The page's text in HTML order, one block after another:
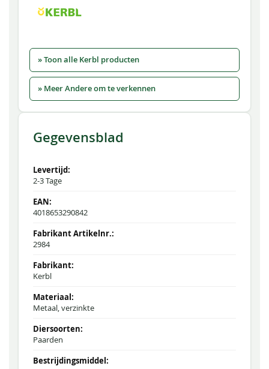
» Toon alle Kerbl producten
» Meer Andere om te verkennen
Gegevensblad
2-3 Tage
4018653290842
2984
Kerbl
Metaal, verzinkte
Paarden